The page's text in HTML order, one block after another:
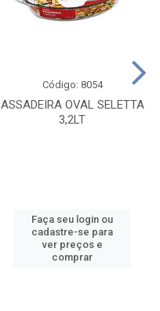
ASSADEIRA OVAL SELETTA
3,2LT
Código: 8054
Faça seu login ou
cadastre-se para
ver preços e
comprar